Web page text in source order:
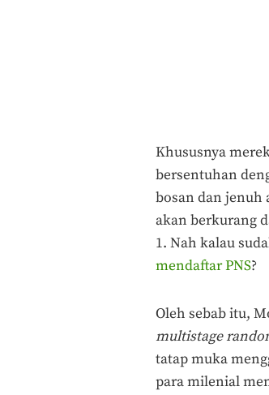
Khususnya
bersentuhan
bosan dan jenuh
akan berkurang
1. Nah kalau
mendaftar PNS?
Oleh sebab itu,
multistage
tatap muka
para milenial